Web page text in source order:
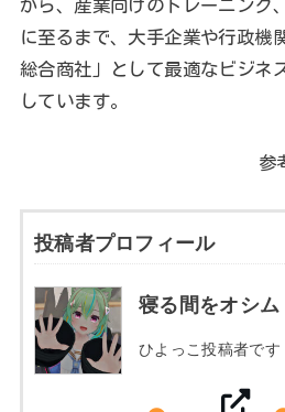
から、産業向けのトレーニング
に至るまで、大手企業や行政機
総合商社」として最適なビジネ
しています。
参
投稿者プロフィール
寝る間をオシム
ひよっこ投稿者です